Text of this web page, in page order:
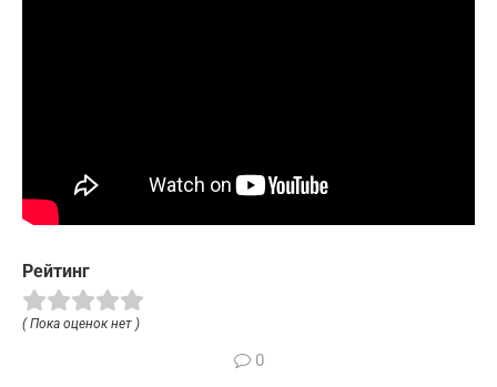
Рейтинг
( Пока оценок нет )
0